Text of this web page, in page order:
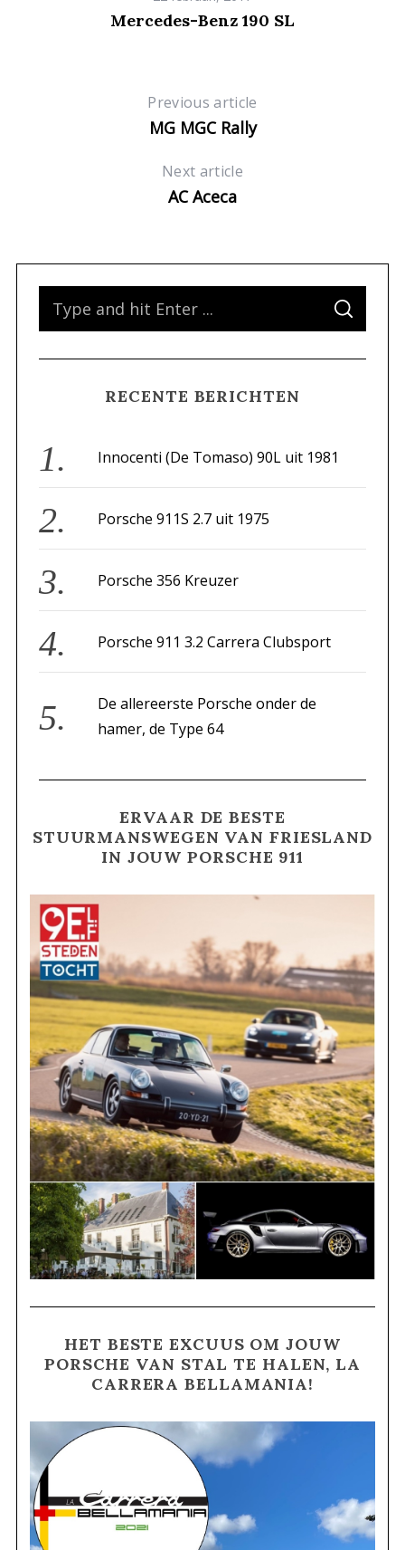
Mercedes-Benz 190 SL
Previous article
MG MGC Rally
Next article
AC Aceca
f
o
:
S
A
C
RECENTE BERICHTEN
Innocenti (De Tomaso) 90L uit 1981
Porsche 911S 2.7 uit 1975
Porsche 356 Kreuzer
Porsche 911 3.2 Carrera Clubsport
De allereerste Porsche onder de
hamer, de Type 64
ERVAAR DE BESTE
STUURMANSWEGEN VAN FRIESLAND
IN JOUW PORSCHE 911
HET BESTE EXCUUS OM JOUW
PORSCHE VAN STAL TE HALEN, LA
CARRERA BELLAMANIA!